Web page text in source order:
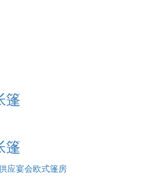
篷
篷